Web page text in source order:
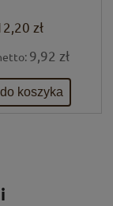
zł
9,92 zł
do koszyka